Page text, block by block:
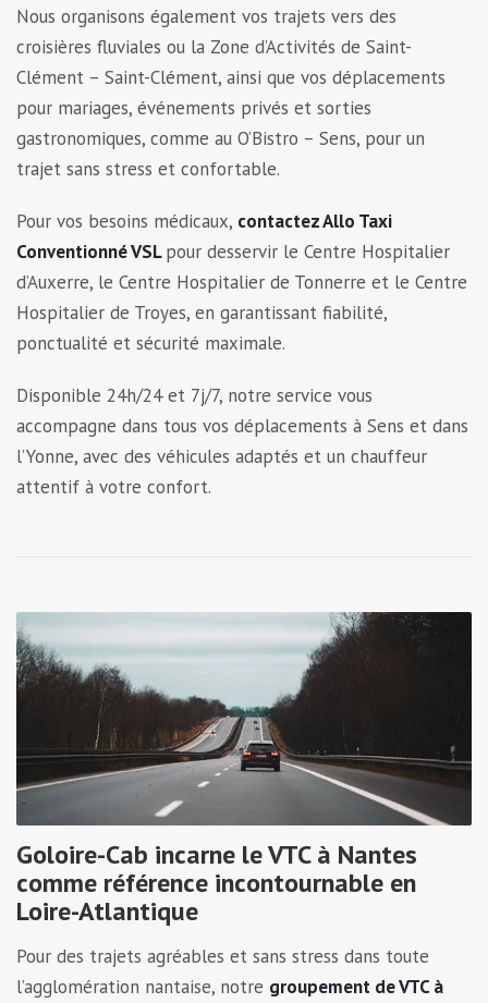
Nous organisons également vos trajets vers des
croisières fluviales ou la Zone d’Activités de Saint-
Clément – Saint-Clément, ainsi que vos déplacements
pour mariages, événements privés et sorties
gastronomiques, comme au O’Bistro – Sens, pour un
trajet sans stress et confortable.
Pour vos besoins médicaux, contactez Allo Taxi
Conventionné VSL pour desservir le Centre Hospitalier
d’Auxerre, le Centre Hospitalier de Tonnerre et le Centre
Hospitalier de Troyes, en garantissant fiabilité,
ponctualité et sécurité maximale.
Disponible 24h/24 et 7j/7, notre service vous
accompagne dans tous vos déplacements à Sens et dans
l’Yonne, avec des véhicules adaptés et un chauffeur
attentif à votre confort.
Goloire-Cab incarne le VTC à Nantes
comme référence incontournable en
Loire-Atlantique
Pour des trajets agréables et sans stress dans toute
l’agglomération nantaise, notre groupement de VTC à